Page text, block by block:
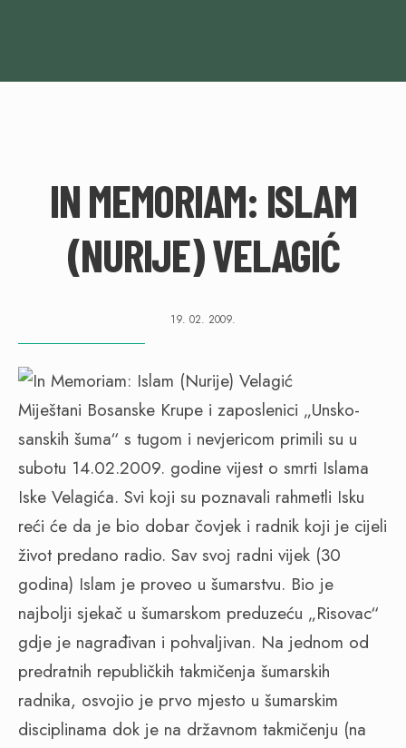
IN MEMORIAM: ISLAM
(NURIJE) VELAGIĆ
19. 02. 2009.
Miještani Bosanske Krupe i zaposlenici „Unsko-
sanskih šuma“ s tugom i nevjericom primili su u
subotu 14.02.2009. godine vijest o smrti Islama
Iske Velagića. Svi koji su poznavali rahmetli Isku
reći će da je bio dobar čovjek i radnik koji je cijeli
život predano radio. Sav svoj radni vijek (30
godina) Islam je proveo u šumarstvu. Bio je
najbolji sjekač u šumarskom preduzeću „Risovac“
gdje je nagrađivan i pohvaljivan. Na jednom od
predratnih republičkih takmičenja šumarskih
radnika, osvojio je prvo mjesto u šumarskim
disciplinama dok je na državnom takmičenju (na